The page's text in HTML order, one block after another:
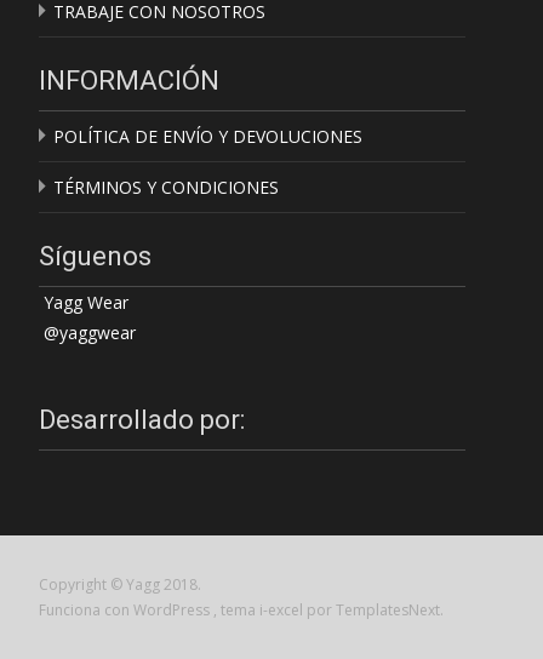
TRABAJE CON NOSOTROS
INFORMACIÓN
POLÍTICA DE ENVÍO Y DEVOLUCIONES
TÉRMINOS Y CONDICIONES
Síguenos
Yagg Wear
@yaggwear
Desarrollado por:
Copyright © Yagg 2018.
Funciona con WordPress , tema i-excel por TemplatesNext.